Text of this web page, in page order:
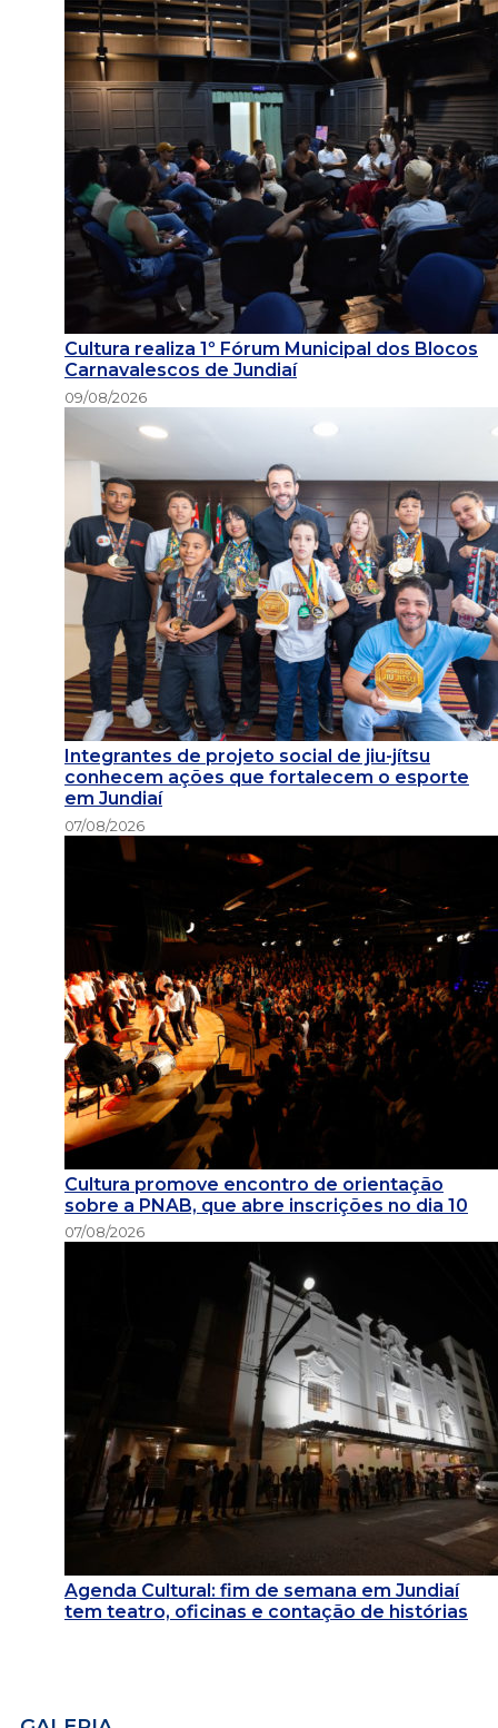
Cultura realiza 1º Fórum Municipal dos Blocos
Carnavalescos de Jundiaí
09/08/2026
Integrantes de projeto social de jiu-jítsu
conhecem ações que fortalecem o esporte
em Jundiaí
07/08/2026
Cultura promove encontro de orientação
sobre a PNAB, que abre inscrições no dia 10
07/08/2026
Agenda Cultural: fim de semana em Jundiaí
tem teatro, oficinas e contação de histórias